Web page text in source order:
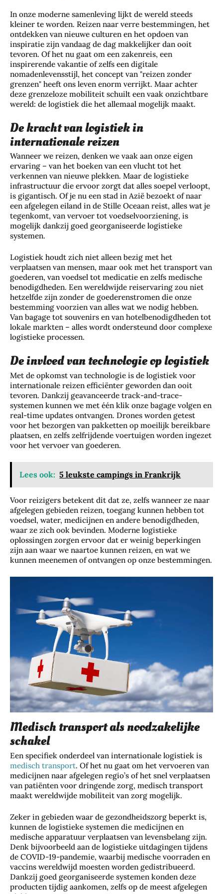
In onze moderne samenleving lijkt de wereld steeds
kleiner te worden. Reizen naar verre bestemmingen, het
ontdekken van nieuwe culturen en het opdoen van
inspiratie zijn vandaag de dag makkelijker dan ooit
tevoren. Of het nu gaat om een zakenreis, een
inspirerende vakantie of zelfs een digitale
nomadenlevensstijl, het concept van "reizen zonder
grenzen" heeft ons leven enorm verrijkt. Maar achter
deze grenzeloze mobiliteit schuilt een vaak onzichtbare
wereld: de logistiek die het allemaal mogelijk maakt.
De kracht van logistiek in
internationale reizen
Wanneer we reizen, denken we vaak aan onze eigen
ervaring – van het boeken van een vlucht tot het
verkennen van nieuwe plekken. Maar de logistieke
infrastructuur die ervoor zorgt dat alles soepel verloopt,
is gigantisch. Of je nu een stad in Azië bezoekt of naar
een afgelegen eiland in de Stille Oceaan reist, alles wat je
tegenkomt, van vervoer tot voedselvoorziening, is
mogelijk dankzij goed georganiseerde logistieke
systemen.
Logistiek houdt zich niet alleen bezig met het
verplaatsen van mensen, maar ook met het transport van
goederen, van voedsel tot medicatie en zelfs medische
benodigdheden. Een wereldwijde reiservaring zou niet
hetzelfde zijn zonder de goederenstromen die onze
bestemming voorzien van alles wat we nodig hebben.
Van bagage tot souvenirs en van hotelbenodigdheden tot
lokale markten – alles wordt ondersteund door complexe
logistieke processen.
De invloed van technologie op logistiek
Met de opkomst van technologie is de logistiek voor
internationale reizen efficiënter geworden dan ooit
tevoren. Dankzij geavanceerde track-and-trace-
systemen kunnen we met één klik onze bagage volgen en
real-time updates ontvangen. Drones worden getest
voor het bezorgen van pakketten op moeilijk bereikbare
plaatsen, en zelfs zelfrijdende voertuigen worden ingezet
voor het vervoer van goederen.
Lees ook: 5 leukste campings in Frankrijk
Voor reizigers betekent dit dat ze, zelfs wanneer ze naar
afgelegen gebieden reizen, toegang kunnen hebben tot
voedsel, water, medicijnen en andere benodigdheden,
waar ze zich ook bevinden. Moderne logistieke
oplossingen zorgen ervoor dat er weinig beperkingen
zijn aan waar we naartoe kunnen reizen, en wat we
kunnen meenemen of ontvangen op onze bestemmingen.
Medisch transport als noodzakelijke
schakel
Een specifiek onderdeel van internationale logistiek is
medisch transport. Of het nu gaat om het vervoeren van
medicijnen naar afgelegen regio’s of het snel verplaatsen
van patiënten voor dringende zorg, medisch transport
maakt wereldwijde mobiliteit van zorg mogelijk.
Zeker in gebieden waar de gezondheidszorg beperkt is,
kunnen de logistieke systemen die medicijnen en
medische apparatuur verplaatsen van levensbelang zijn.
Denk bijvoorbeeld aan de logistieke uitdagingen tijdens
de COVID-19-pandemie, waarbij medische voorraden en
vaccins wereldwijd moesten worden gedistribueerd.
Dankzij goed georganiseerde systemen konden deze
producten tijdig aankomen, zelfs op de meest afgelegen